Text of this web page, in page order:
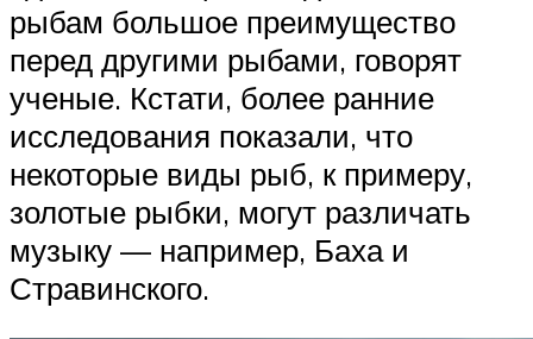
рыбам большое преимущество
перед другими рыбами, говорят
ученые. Кстати, более ранние
исследования показали, что
некоторые виды рыб, к примеру,
золотые рыбки, могут различать
музыку — например, Баха и
Стравинского.